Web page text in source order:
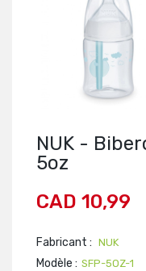
NUK -
5oz
CAD 10,99
Fabricant : NUK
Modèle : SFP-5OZ-1